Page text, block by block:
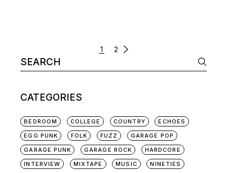
NAVIGATION
1 2
Search
for:
CATEGORIES
BEDROOM COLLEGE COUNTRY
ECHOES
EGG PUNK
FOLK FUZZ
GARAGE POP
GARAGE PUNK
GARAGE ROCK
HARDCORE
INTERVIEW
MIXTAPE MUSIC NINETIES